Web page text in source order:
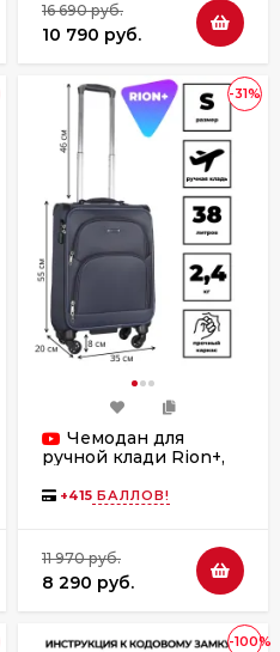
16 690 руб.
10 790 руб.
-31%
Чемодан для
ручной клади Rion+,
+415 БАЛЛОВ!
11 970 руб.
8 290 руб.
-100%